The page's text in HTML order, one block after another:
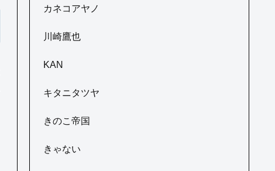
カネコアヤノ
川崎鷹也
KAN
キタニタツヤ
きのこ帝国
きゃない